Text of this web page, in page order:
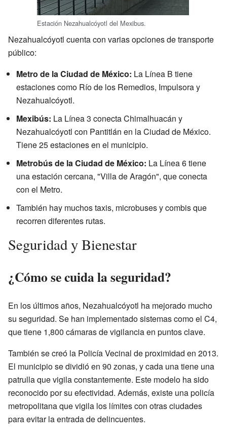
Estación Nezahualcóyotl del Mexibus.
Nezahualcóyotl cuenta con varias opciones de transporte
público:
Metro de la Ciudad de México: La Línea B tiene
estaciones como Río de los Remedios, Impulsora y
Nezahualcóyotl.
Mexibús: La Línea 3 conecta Chimalhuacán y
Nezahualcóyotl con Pantitlán en la Ciudad de México.
Tiene 25 estaciones en el municipio.
Metrobús de la Ciudad de México: La Línea 6 tiene
una estación cercana, "Villa de Aragón", que conecta
con el Metro.
También hay muchos taxis, microbuses y combis que
recorren diferentes rutas.
Seguridad y Bienestar
¿Cómo se cuida la seguridad?
En los últimos años, Nezahualcóyotl ha mejorado mucho
su seguridad. Se han implementado sistemas como el C4,
que tiene 1,800 cámaras de vigilancia en puntos clave.
También se creó la Policía Vecinal de proximidad en 2013.
El municipio se dividió en 90 zonas, y cada una tiene una
patrulla que vigila constantemente. Este modelo ha sido
reconocido por su efectividad. Además, existe una policía
metropolitana que vigila los límites con otras ciudades
para evitar la entrada de delincuentes.